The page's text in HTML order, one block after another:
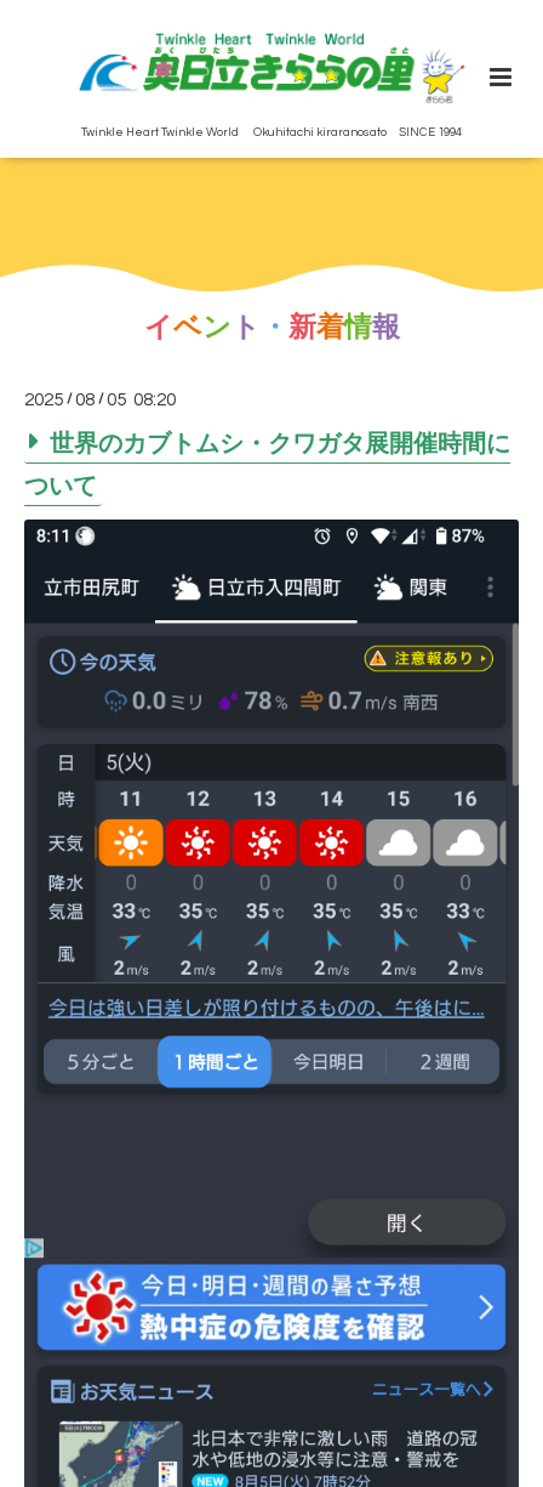
Twinkle Heart Twinkle World Okuhitachi kiraranosato SINCE 1994
イ ベン ト ・ 新着情報
2025 /08 /05 08:20
世界のカブトムシ・クワガタ展開催時間に
ついて